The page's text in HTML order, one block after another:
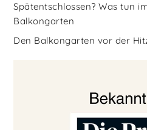
Spätentschlossen? Was tun
Balkongarten
Den Balkongarten vor der